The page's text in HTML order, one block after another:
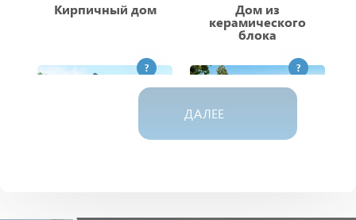
Кирпичный дом Дом из
керамического
блока
? ?
ДАЛЕЕ